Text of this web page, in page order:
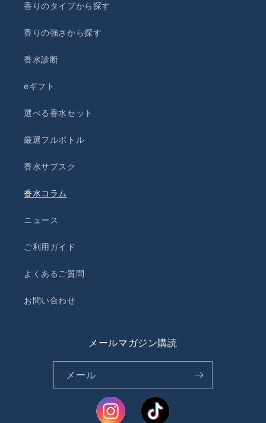
香りのタイプから探す
香りの強さから探す
香水診断
eギフト
選べる香水セット
厳選フルボトル
香水サブスク
香水コラム
ニュース
ご利用ガイド
よくあるご質問
お問い合わせ
メールマガジン購読
メール